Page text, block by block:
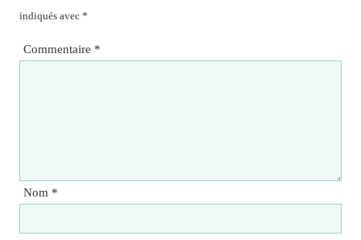
indiqués avec *
Commentaire *
Nom *